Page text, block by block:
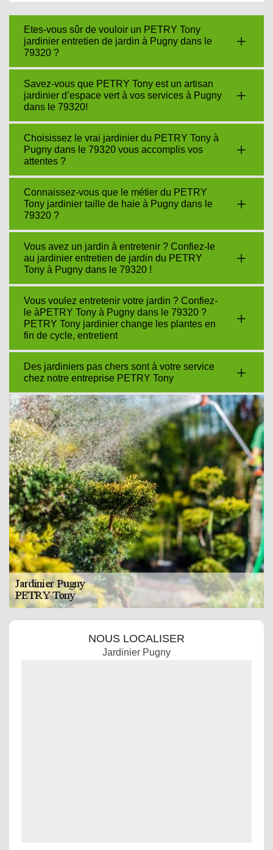
Etes-vous sûr de vouloir un PETRY Tony
jardinier entretien de jardin à Pugny dans le
79320 ?
Savez-vous que PETRY Tony est un artisan
jardinier d’espace vert à vos services à Pugny
dans le 79320!
Choisissez le vrai jardinier du PETRY Tony à
Pugny dans le 79320 vous accomplis vos
attentes ?
Connaissez-vous que le métier du PETRY
Tony jardinier taille de haie à Pugny dans le
79320 ?
Vous avez un jardin à entretenir ? Confiez-le
au jardinier entretien de jardin du PETRY
Tony à Pugny dans le 79320 !
Vous voulez entretenir votre jardin ? Confiez-
le àPETRY Tony à Pugny dans le 79320 ?
PETRY Tony jardinier change les plantes en
fin de cycle, entretient
Des jardiniers pas chers sont à votre service
chez notre entreprise PETRY Tony
NOUS LOCALISER
Jardinier Pugny